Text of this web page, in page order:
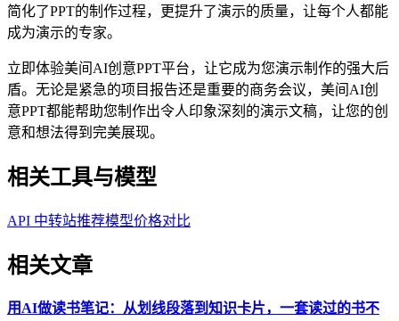
简化了PPT的制作过程，更提升了演示的质量，让每个人都能
成为演示的专家。
立即体验美间AI创意PPT平台，让它成为您演示制作的强大后
盾。无论是紧急的项目报告还是重要的商务会议，美间AI创
意PPT都能帮助您制作出令人印象深刻的演示文稿，让您的创
意和想法得到完美展现。
相关工具与模型
API 中转站推荐模型价格对比
相关文章
用AI做读书笔记：从划线段落到知识卡片，一套读过的书不